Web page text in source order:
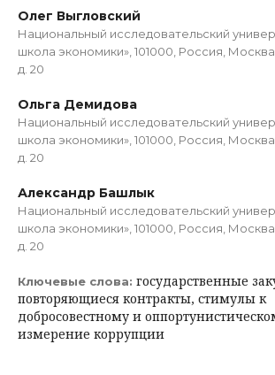
Олег Выгловский
Национальный исследовательский
школа экономики», 101000, Россия,
д. 20
Ольга Демидова
Национальный исследовательский
школа экономики», 101000, Россия,
д. 20
Александр Башлык
Национальный исследовательский
школа экономики», 101000, Россия,
д. 20
Ключевые слова: государственные
повторяющиеся контракты, стимулы к
добросовестному и
измерение коррупции